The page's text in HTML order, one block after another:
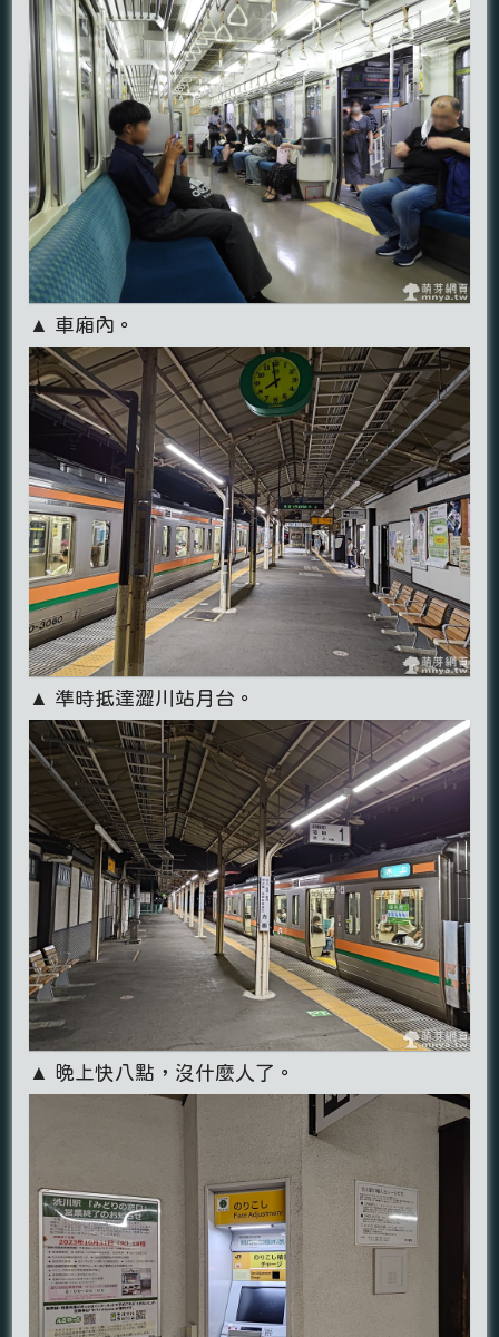
▲ 車廂內。
▲ 準時抵達澀川站月台。
▲ 晚上快八點，沒什麼人了。